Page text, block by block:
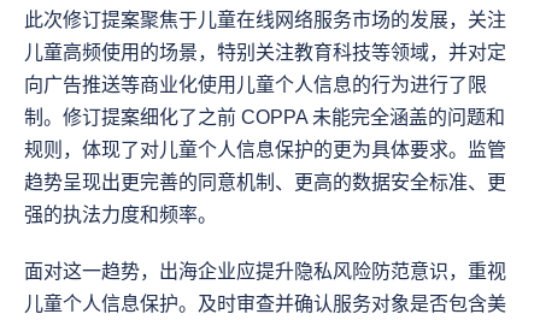
此次修订提案聚焦于儿童在线网络服务市场的发展，关注
儿童高频使用的场景，特别关注教育科技等领域，并对定
向广告推送等商业化使用儿童个人信息的行为进行了限
制。修订提案细化了之前 COPPA 未能完全涵盖的问题和
规则，体现了对儿童个人信息保护的更为具体要求。监管
趋势呈现出更完善的同意机制、更高的数据安全标准、更
强的执法力度和频率。
面对这一趋势，出海企业应提升隐私风险防范意识，重视
儿童个人信息保护。及时审查并确认服务对象是否包含美